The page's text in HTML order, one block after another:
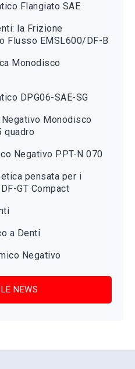
Flangiato SAE
la Frizione
Flusso EMSL600/DF-B
Monodisco
DPG06-SAE-SG
Monodisco
quadro
Negativo PPT-N 070
pensata per i
GT Compact
a Denti
Negativo
NEWS